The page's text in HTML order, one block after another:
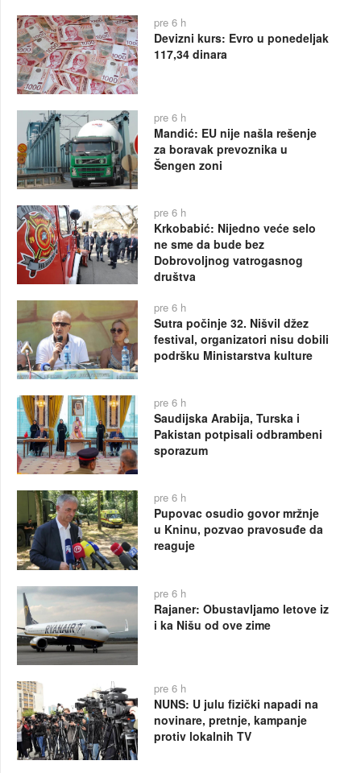
pre 6 h
Devizni kurs: Evro u ponedeljak
117,34 dinara
pre 6 h
Mandić: EU nije našla rešenje
za boravak prevoznika u
Šengen zoni
pre 6 h
Krkobabić: Nijedno veće selo
ne sme da bude bez
Dobrovoljnog vatrogasnog
društva
pre 6 h
Sutra počinje 32. Nišvil džez
festival, organizatori nisu dobili
podršku Ministarstva kulture
pre 6 h
Saudijska Arabija, Turska i
Pakistan potpisali odbrambeni
sporazum
pre 6 h
Pupovac osudio govor mržnje
u Kninu, pozvao pravosuđe da
reaguje
pre 6 h
Rajaner: Obustavljamo letove iz
i ka Nišu od ove zime
pre 6 h
NUNS: U julu fizički napadi na
novinare, pretnje, kampanje
protiv lokalnih TV